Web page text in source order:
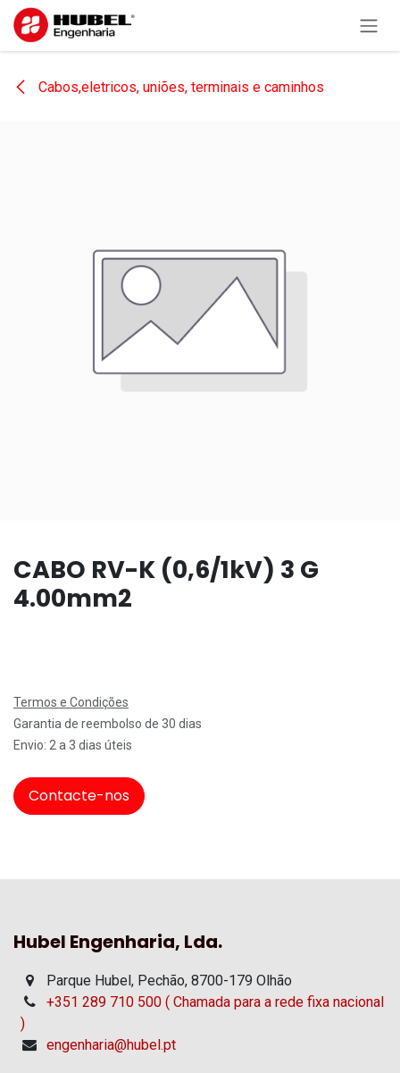
Pular para o conteúdo
Cabos,eletricos, uniões, terminais e caminhos
CABO RV-K (0,6/1kV) 3 G
4.00mm2
Termos e Condições
Garantia de reembolso de 30 dias
Envio: 2 a 3 dias úteis
Contacte-nos
Hubel Engenharia, Lda.
Parque Hubel, Pechão, 8700-179 Olhão
+351 289 710 500 ( Chamada para a rede fixa nacional
)
engenharia@hubel.pt